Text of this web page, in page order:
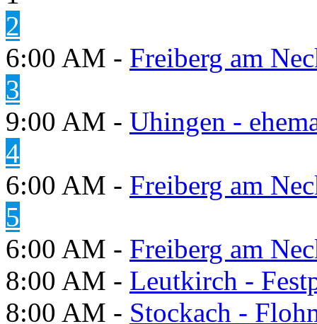
2
6:00 AM - Freiberg am
3
9:00 AM - Uhingen -
4
6:00 AM - Freiberg am
5
6:00 AM - Freiberg am
8:00 AM - Leutkirch -
8:00 AM - Stockach -